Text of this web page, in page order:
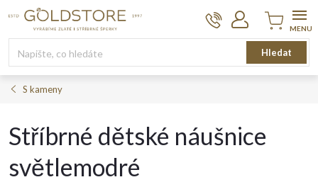
Hledat
Nákupní
košík
S kameny
Stříbrné dětské náušnice
světlemodré